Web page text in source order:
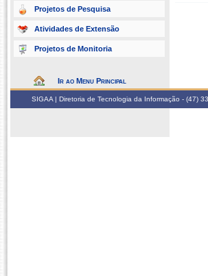
Projetos de Pesquisa
Atividades de Extensão
Projetos de Monitoria
Ir ao Menu Principal
SIGAA | Diretoria de Tecnologia da Informação - (47)